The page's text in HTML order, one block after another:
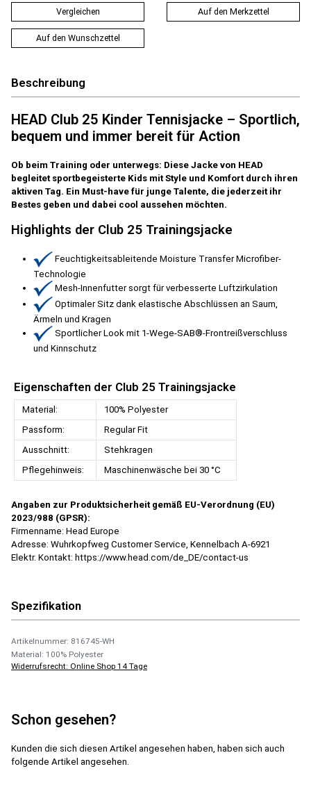
Vergleichen Auf den Merkzettel
Auf den Wunschzettel
Beschreibung
HEAD Club 25 Kinder Tennisjacke – Sportlich,
bequem und immer bereit für Action
Ob beim Training oder unterwegs: Diese Jacke von HEAD
begleitet sportbegeisterte Kids mit Style und Komfort durch ihren
aktiven Tag. Ein Must-have für junge Talente, die jederzeit ihr
Bestes geben und dabei cool aussehen möchten.
Highlights der Club 25 Trainingsjacke
Feuchtigkeitsableitende Moisture Transfer Microfiber-
Technologie
Mesh-Innenfutter sorgt für verbesserte Luftzirkulation
Optimaler Sitz dank elastische Abschlüssen an Saum,
Ärmeln und Kragen
Sportlicher Look mit 1-Wege-SAB®-Frontreißverschluss
und Kinnschutz
Eigenschaften der Club 25 Trainingsjacke
Material:
100% Polyester
Passform:
Regular Fit
Ausschnitt:
Stehkragen
Pflegehinweis:
Maschinenwäsche bei 30 °C
Angaben zur Produktsicherheit gemäß EU-Verordnung (EU)
2023/988 (GPSR):
Firmenname: Head Europe
Adresse: Wuhrkopfweg Customer Service, Kennelbach A-6921
Elektr. Kontakt: https://www.head.com/de_DE/contact-us
Spezifikation
Artikelnummer: 816745-WH
Material: 100% Polyester
Widerrufsrecht: Online Shop 14 Tage
Schon gesehen?
Kunden die sich diesen Artikel angesehen haben, haben sich auch
folgende Artikel angesehen.